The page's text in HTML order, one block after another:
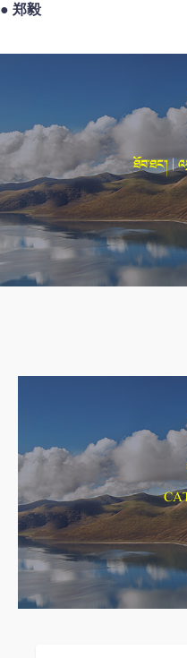
ཐོབ་ཐང་། |
●郑毅